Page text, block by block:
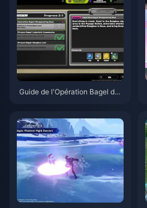
Guide de l'Opération Bagel de